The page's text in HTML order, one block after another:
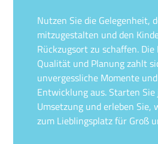
Nutzen Sie die Gelegenheit,
mitzugestalten und den
Rückzugsort zu schaffen.
Qualität und Planung zahlt
unvergessliche Momente
Entwicklung aus. Starten
Umsetzung und erleben Sie,
zum Lieblingsplatz für Groß